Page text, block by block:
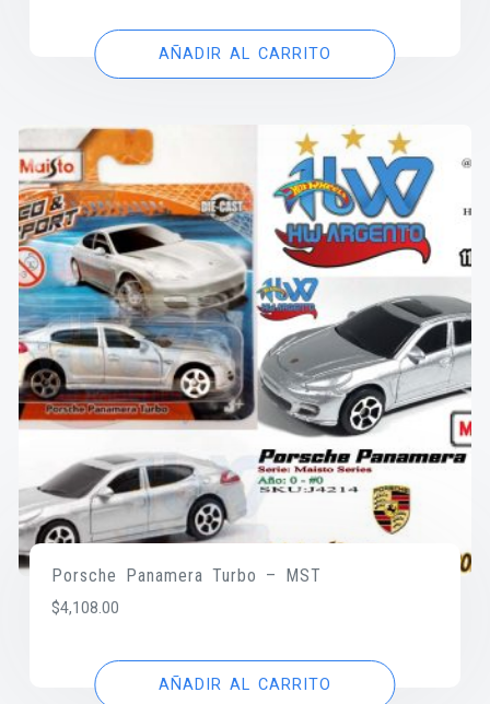
AÑADIR AL CARRITO
Porsche Panamera Turbo – MST
$4,108.00
AÑADIR AL CARRITO